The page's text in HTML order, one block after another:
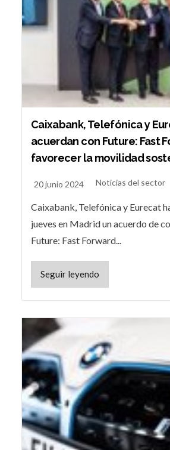
Caixabank, Telefónica y
acuerdan con Future: Fast
favorecer la movilidad
20 junio 2024 Noticias del sector
Caixabank, Telefónica y Eurecat
jueves en Madrid un acuerdo de
Future: Fast Forward...
Seguir leyendo